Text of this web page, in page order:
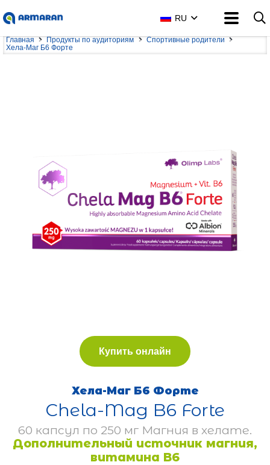
RU
Главная Продукты по аудиториям
Спортивные родители
Хела-Маг Б6 Форте
Купить онлайн
Хела-Маг Б6 Форте
Chela-Mag B6 Forte
60 капсул по 250 мг Магния в хелате.
Дополнительный источник магния,
витамина B6